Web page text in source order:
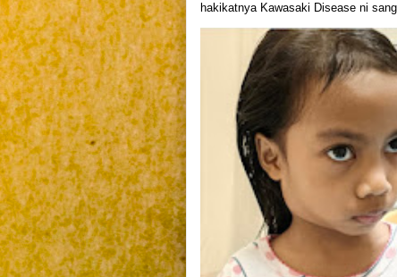
hakikatnya Kawasaki Disease ni